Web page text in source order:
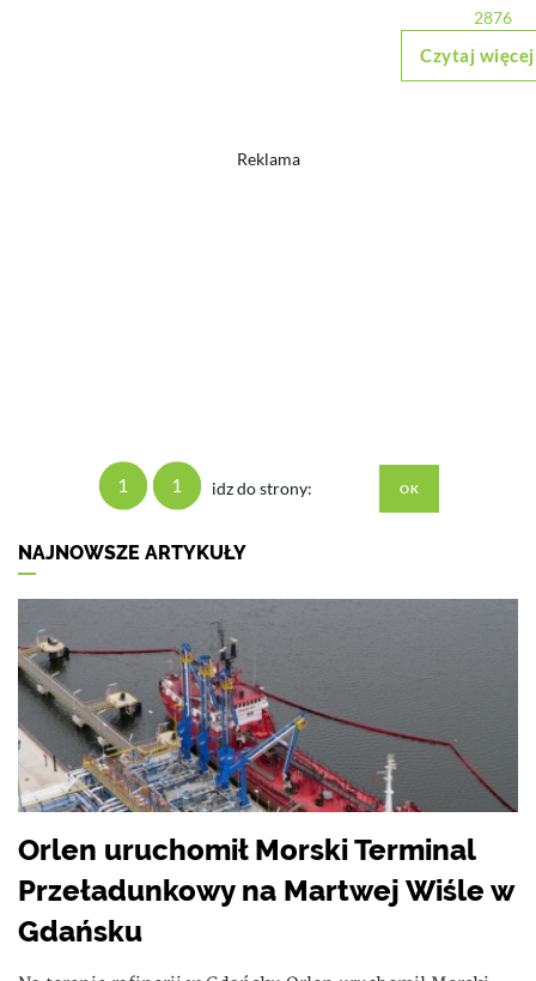
2876
Czytaj więcej
Reklama
1 1 idz do strony:
NAJNOWSZE ARTYKUŁY
Orlen uruchomił Morski Terminal
Przeładunkowy na Martwej Wiśle w
Gdańsku